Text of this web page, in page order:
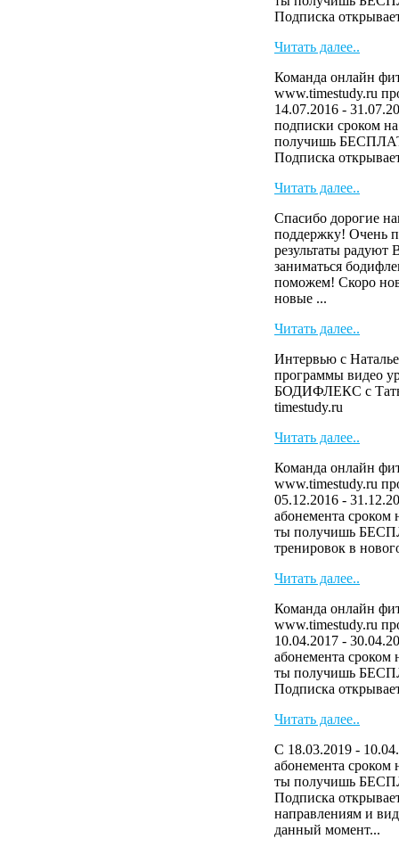
Подписка
Читать далее..
Команда онлайн
www.timestudy.ru
14.07.2016 -
подписки сроком
получишь
Подписка
Читать далее..
Спасибо дорогие
поддержку! Очень
результаты радуют
заниматься
поможем! Скоро
новые ...
Читать далее..
Интервью с
программы видео
БОДИФЛЕКС с
timestudy.ru
Читать далее..
Команда онлайн
www.timestudy.ru
05.12.2016 -
абонемента сроком
ты получишь
тренировок в
Читать далее..
Команда онлайн
www.timestudy.ru
10.04.2017 -
абонемента сроком
ты получишь
Подписка
Читать далее..
С 18.03.2019 -
абонемента сроком
ты получишь
Подписка
направлениям и
данный момент...